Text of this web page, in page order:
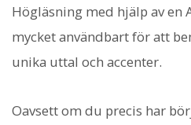
Högläsning med hjälp av en
mycket användbart för att
unika uttal och accenter.
Oavsett om du precis har